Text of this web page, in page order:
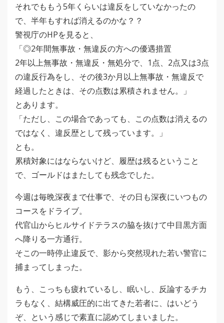
それでももう5年くらいは違反をしていなかったの
で、半年もすれば消えるのかな？？
警視庁のHPを見ると、
「◎2年間無事故・無違反の方への優遇措置
2年以上無事故・無違反・無処分で、1点、2点又は3点
の違反行為をし、その後3か月以上無事故・無違反で
経過したときは、その点数は累積されません。」
とあります。
「ただし、この場合であっても、この点数は消えるの
ではなく、違反歴として残っています。」
とも。
累積対象にはならないけど、履歴は残るということ
で、ゴールドはまたしても残念でした。
今週は毎晩深夜まで仕事で、その日も深夜にいつもの
コースをドライブ。
代官山からヒルサイドテラスの脇を抜けて中目黒方面
へ降りる一方通行。
そこの一時停止違反で、影から突然現れた若い警官に
捕まってしまった。
もう、こっちも疲れているし、眠いし、反論するチカ
ラもなく、結構威圧的に出てきた若者に、はいどう
ぞ、という感じで素直に認めてしまいました。